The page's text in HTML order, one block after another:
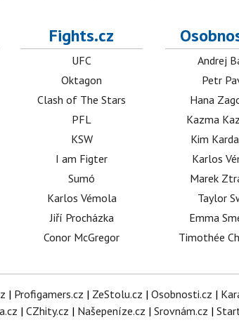
Fights.cz
UFC
Oktagon
Clash of The Stars
PFL
KSW
I am Figter
Sumó
Karlos Vémola
Jiří Procházka
Conor McGregor
Andrej
Petr
Hana
Kazma
Kim
Karlos
Marek
Taylor
Emma
Timothée
| Profigamers.cz | ZeStolu.cz | Osobnosti.cz |
| CZhity.cz | Našepeníze.cz | Srovnám.cz |